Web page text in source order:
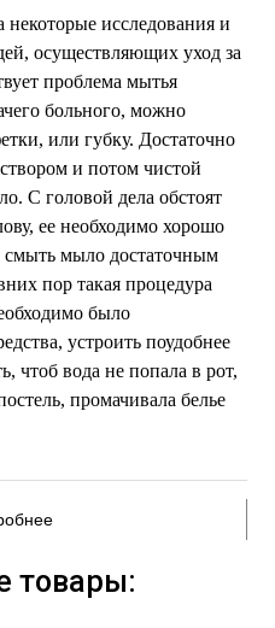
исследования и
осуществляющих уход за
проблема мытья
больного, можно
или губку. Достаточно
и потом чистой
С головой дела обстоят
ее необходимо хорошо
мыло достаточным
пор такая процедура
было
устроить поудобнее
чтоб вода не попала в рот,
промачивала белье
товары: